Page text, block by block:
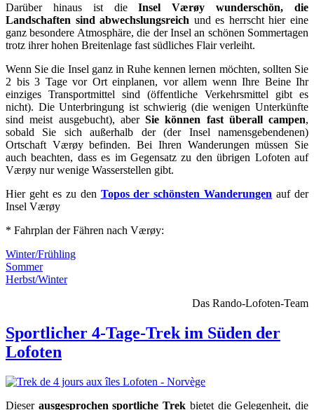
Darüber hinaus ist dieInsel Værøy wunderschön, die
Landschaften sind abwechslungsreich und es herrscht hier eine
ganz besondere Atmosphäre, die der Insel an schönen Sommertagen
trotz ihrer hohen Breitenlage fast südliches Flair verleiht.
Wenn Sie die Insel ganz in Ruhe kennen lernen möchten, sollten Sie
2 bis 3 Tage vor Ort einplanen, vor allem wenn Ihre Beine Ihr
einziges Transportmittel sind (öffentliche Verkehrsmittel gibt es
nicht). Die Unterbringung ist schwierig (die wenigen Unterkünfte
sind meist ausgebucht), aber Sie können fast überall campen,
sobald Sie sich außerhalb der (der Insel namensgebendenen)
Ortschaft Værøy befinden. Bei Ihren Wanderungen müssen Sie
auch beachten, dass es im Gegensatz zu den übrigen Lofoten auf
Værøy nur wenige Wasserstellen gibt.
Hier geht es zu den Topos der schönsten Wanderungen auf der
Insel Værøy
* Fahrplan der Fähren nach Værøy:
Winter/Frühling
Sommer
Herbst/Winter
Das Rando-Lofoten-Team
Sportlicher 4-Tage-Trek im Süden der
Lofoten
Dieser ausgesprochen sportliche Trek bietet die Gelegenheit, die